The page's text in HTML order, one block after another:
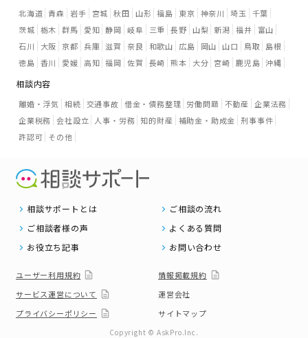
北海道 青森 岩手 宮城 秋田 山形 福島 東京 神奈川 埼玉
千葉
茨城 栃木 群馬 愛知 静岡 岐阜 三重 長野 山梨 新潟 福井
富山
石川
大阪 京都 兵庫 滋賀 奈良 和歌山 広島 岡山 山口 鳥取
島根
徳島 香川 愛媛 高知 福岡 佐賀 長崎 熊本 大分 宮崎 鹿児島 沖縄
相談内容
離婚・浮気 相続 交通事故 借金・債務整理 労働問題 不動産 企業法務
企業税務 会社設立 人事・労務 知的財産 補助金・助成金 刑事事件
許認可 その他
相談サポートとは
ご相談の流れ
ご相談者様の声
よくある質問
お役立ち記事
お問い合わせ
ユーザー利用規約
情報掲載規約
サービス運営について
運営会社
プライバシーポリシー
サイトマップ
Copyright © AskPro.Inc.